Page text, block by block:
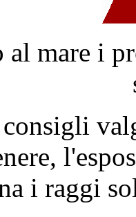
al mare i
i raggi